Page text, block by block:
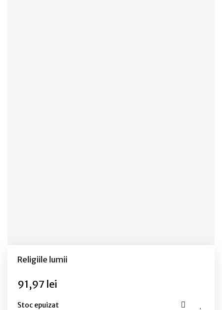
Religiile lumii
91,97 lei
Stoc epuizat